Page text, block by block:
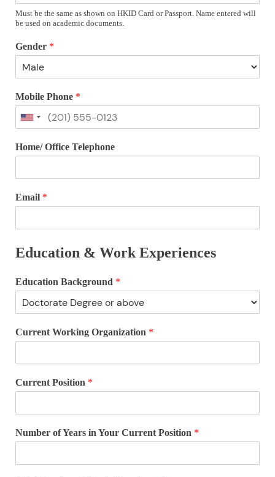
Must be the same as shown on HKID Card or Passport. Name entered will
be used on academic documents.
Gender *
Mobile Phone *
Home/ Office Telephone
Email *
Education & Work Experiences
Education Background *
Current Working Organization *
Current Position *
Number of Years in Your Current Position *